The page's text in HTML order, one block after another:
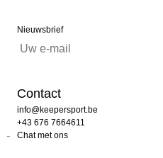
Nieuwsbrief
Contact
info@keepersport.be
+43 676 7664611
Chat met ons